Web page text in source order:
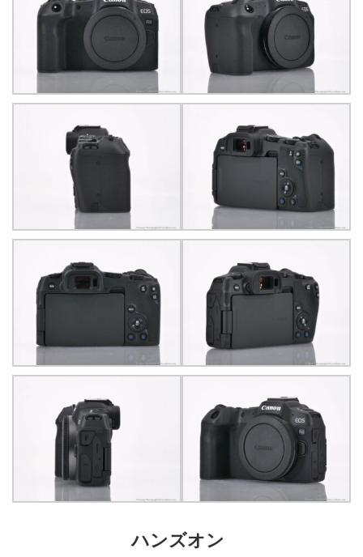
ハンズオン